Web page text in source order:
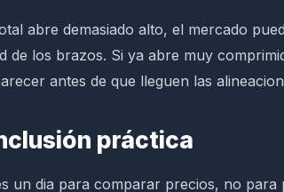
abre demasiado alto, el mercado
de los brazos. Si ya abre muy
antes de que lleguen las
práctica
un dia para comparar precios, no para